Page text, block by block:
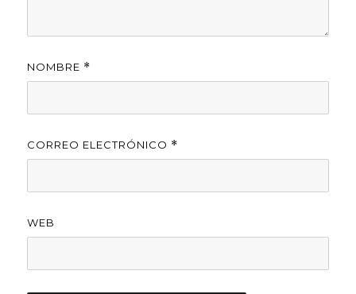
NOMBRE *
CORREO ELECTRÓNICO *
WEB